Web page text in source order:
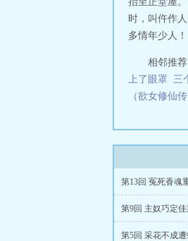
时，叫仵作
多情年少人
相邻推荐
上了眼罩
三
（欲女修仙传
第13回 冤死香魂
第9回 主奴巧定
第5回 采花不成